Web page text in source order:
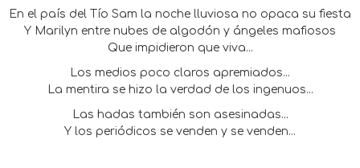
En el país del Tío Sam la noche lluviosa no opaca su fiesta
Y Marilyn entre nubes de algodón y ángeles mafiosos
Que impidieron que viva...
Los medios poco claros apremiados...
La mentira se hizo la verdad de los ingenuos...
Las hadas también son asesinadas...
Y los periódicos se venden y se venden...